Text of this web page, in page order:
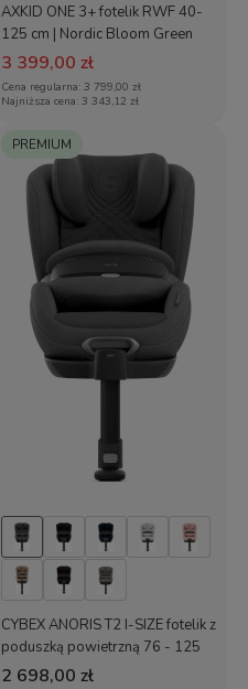
AXKID ONE 3+ fotelik RWF 40-
125 cm | Nordic Bloom Green
3 399,00 zł
Cena regularna: 3 799,00 zł
Najniższa cena: 3 343,12 zł
CYBEX ANORIS T2 I-SIZE fotelik z
poduszką powietrzną 76 - 125
cm | Mirage Grey Plus
2 698,00 zł
PREMIUM